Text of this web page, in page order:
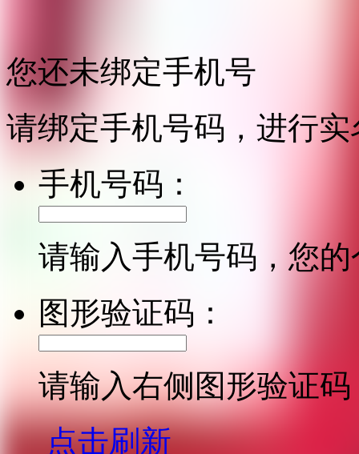
您还未绑定手机号
请绑定手机号码，进行
手机号码：
请输入手机号码，您
图形验证码：
请输入右侧图形验证码
点击刷新